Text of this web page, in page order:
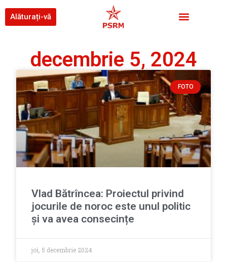
Alăturați-vă
decembrie 5, 2024
FOTO
Vlad Bătrîncea: Proiectul privind
jocurile de noroc este unul politic
și va avea consecințe
joi, 5 decembrie 2024